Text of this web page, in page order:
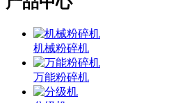
机械粉碎机
万能粉碎机